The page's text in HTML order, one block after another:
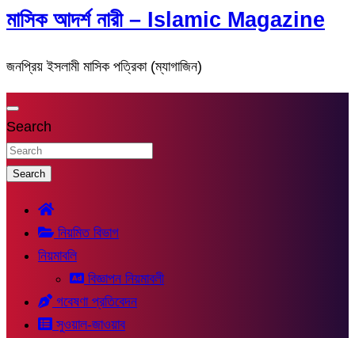
মাসিক আদর্শ নারী – Islamic Magazine
জনপ্রিয় ইসলামী মাসিক পত্রিকা (ম্যাগাজিন)
Search
Search
নিয়মিত বিভাগ
নিয়মাবলি
বিজ্ঞাপন নিয়মাবলী
গবেষণা প্রতিবেদন
সুওয়াল-জাওয়াব